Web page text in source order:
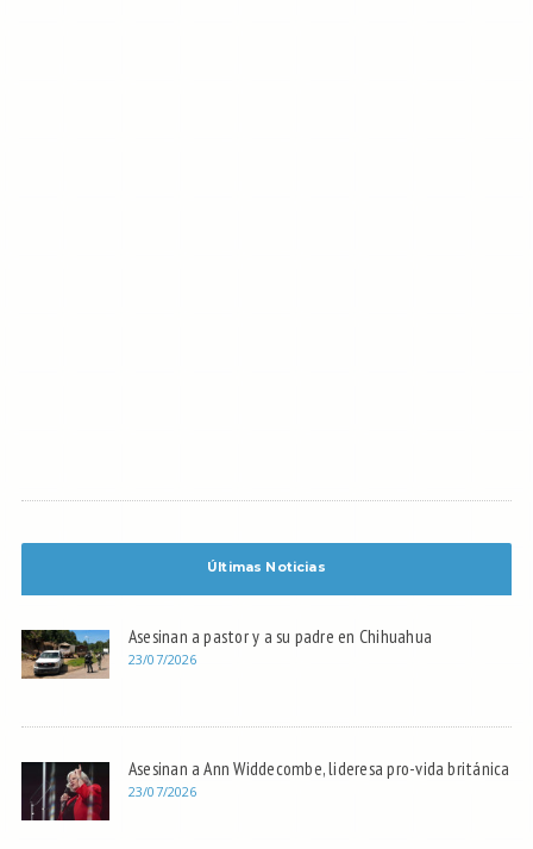
Últimas Noticias
Asesinan a pastor y a su padre en Chihuahua
23/07/2026
Asesinan a Ann Widdecombe, lideresa pro-vida británica
23/07/2026